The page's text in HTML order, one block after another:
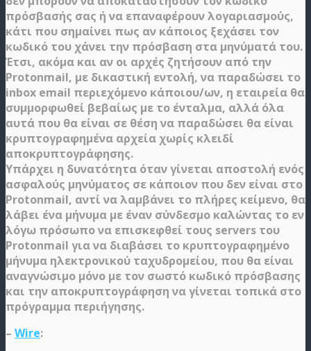
πρόσβασής σας ή να επαναφέρουν λογαριασμούς,
κάτι που σημαίνει πως αν κάποιος ξεχάσει τον
κωδικό του χάνει την πρόσβαση στα μηνύματά του.
Έτσι, ακόμα και αν οι αρχές ζητήσουν από την
Protonmail, με δικαστική εντολή, να παραδώσει το
inbox email περιεχόμενο κάποιου/ων, η εταιρεία θα
συμμορφωθεί βεβαίως με το ένταλμα, αλλά όλα
αυτά που θα είναι σε θέση να παραδώσει θα είναι
κρυπτογραφημένα αρχεία χωρίς κλειδί
αποκρυπτογράφησης.
Υπάρχει η δυνατότητα όταν γίνεται αποστολή ενός
ασφαλούς μηνύματος σε κάποιον που δεν είναι στο
Protonmail, αντί να λαμβάνει το πλήρες κείμενο, θα
λάβει ένα μήνυμα με έναν σύνδεσμο καλώντας το εν
λόγω πρόσωπο να επισκεφθεί τους servers του
Protonmail για να διαβάσει το κρυπτογραφημένο
μήνυμα ηλεκτρονικού ταχυδρομείου, που θα είναι
αναγνώσιμο μόνο με τον σωστό κωδικό πρόσβασης
και την αποκρυπτογράφηση να γίνεται τοπικά στο
πρόγραμμα περιήγησης.
– Wire: